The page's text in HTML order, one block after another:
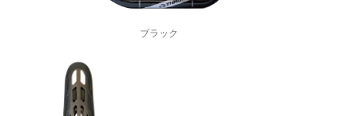
ブラック